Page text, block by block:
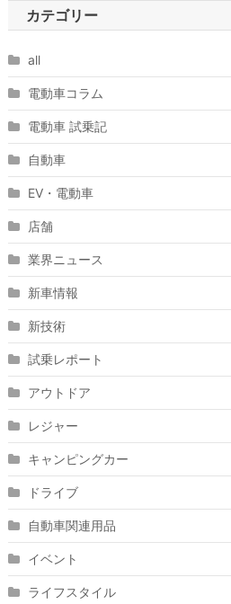
カテゴリー
all
電動車コラム
電動車 試乗記
自動車
EV・電動車
店舗
業界ニュース
新車情報
新技術
試乗レポート
アウトドア
レジャー
キャンピングカー
ドライブ
自動車関連用品
イベント
ライフスタイル